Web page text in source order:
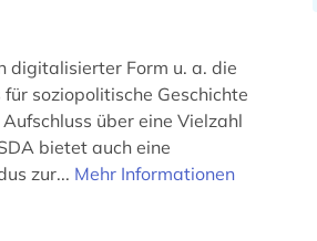
digitalisierter Form u. a. die
soziopolitische Geschichte
über eine Vielzahl
bietet auch eine
zur... Mehr Informationen